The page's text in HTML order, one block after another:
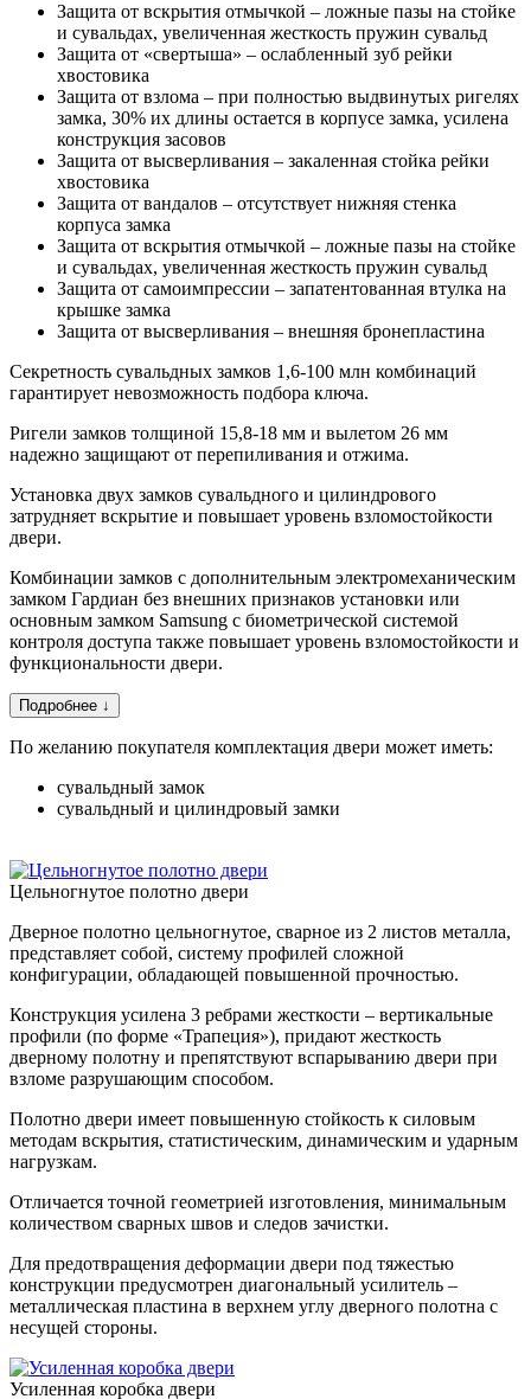
Защита от вскрытия отмычкой – ложные пазы на стойке
и сувальдах, увеличенная жесткость пружин сувальд
Защита от «свертыша» – ослабленный зуб рейки
хвостовика
Защита от взлома – при полностью выдвинутых ригелях
замка, 30% их длины остается в корпусе замка, усилена
конструкция засовов
Защита от высверливания – закаленная стойка рейки
хвостовика
Защита от вандалов – отсутствует нижняя стенка
корпуса замка
Защита от вскрытия отмычкой – ложные пазы на стойке
и сувальдах, увеличенная жесткость пружин сувальд
Защита от самоимпрессии – запатентованная втулка на
крышке замка
Защита от высверливания – внешняя бронепластина
Секретность сувальдных замков 1,6-100 млн комбинаций
гарантирует невозможность подбора ключа.
Ригели замков толщиной 15,8-18 мм и вылетом 26 мм
надежно защищают от перепиливания и отжима.
Установка двух замков сувальдного и цилиндрового
затрудняет вскрытие и повышает уровень взломостойкости
двери.
Комбинации замков с дополнительным электромеханическим
замком Гардиан без внешних признаков установки или
основным замком Samsung с биометрической системой
контроля доступа также повышает уровень взломостойкости и
функциональности двери.
Подробнее ↓
По желанию покупателя комплектация двери может иметь:
сувальдный замок
сувальдный и цилиндровый замки
Цельногнутое полотно двери
Дверное полотно цельногнутое, сварное из 2 листов металла,
представляет собой, систему профилей сложной
конфигурации, обладающей повышенной прочностью.
Конструкция усилена 3 ребрами жесткости – вертикальные
профили (по форме «Трапеция»), придают жесткость
дверному полотну и препятствуют вспарыванию двери при
взломе разрушающим способом.
Полотно двери имеет повышенную стойкость к силовым
методам вскрытия, статистическим, динамическим и ударным
нагрузкам.
Отличается точной геометрией изготовления, минимальным
количеством сварных швов и следов зачистки.
Для предотвращения деформации двери под тяжестью
конструкции предусмотрен диагональный усилитель –
металлическая пластина в верхнем углу дверного полотна с
несущей стороны.
Усиленная коробка двери